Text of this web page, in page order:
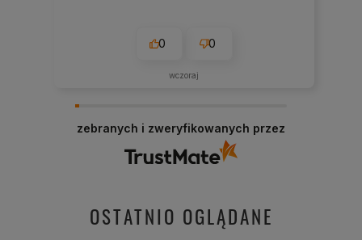
0 0
wczoraj
zebranych i zweryfikowanych przez
OSTATNIO OGLĄDANE